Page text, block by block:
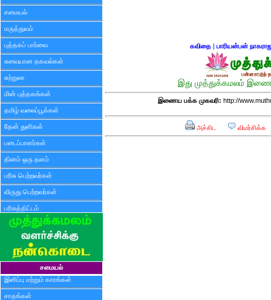
சமையல்
மருத்துவம்
புத்தகப் பார்வை
சுவையான தகவல்கள்
சுற்றுலா
மின் புத்தகங்கள்
தமிழ் வலைப்பூக்கள்
தேன் துளிகள்
படைப்பாளர்கள்
தினம் ஒரு தளம்
பரிசு பெற்றவர்கள்
விருது பெற்றவர்கள்
பரிசுத்திட்டம்
சமையல்
இனிப்பு மற்றும் காரங்கள்
சாதங்கள்
கவிதை| பாரியன்பன்
இது முத்துக்கமலம்
இணைய பக்க முகவரி: http://
அச்சிட விமர்சிக்க